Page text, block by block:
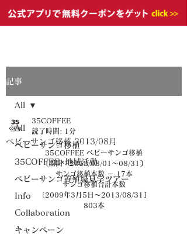
記事
All
ベビーサンゴ移植
35COFFEE×地域活動
ベビーサンゴ養殖場見学ツアー
Info
Collaboration
キャンペーン
All
ベビーサンゴ移植 2013/08月
35COFFEE
読了時間: 1分
35COFFEE ベビーサンゴ移植
〔期間：2013/08/01～08/31〕
サンゴ移植本数 － 17本
サンゴ移植合計本数
〔2009年3月5日～2013/08/31〕
803本